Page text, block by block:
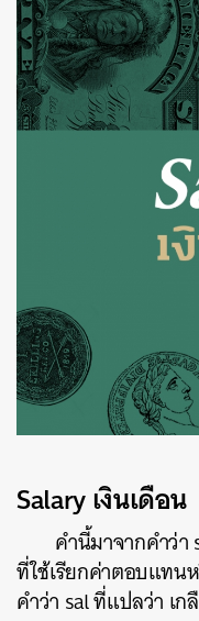
Salaryเงินเดือน
คำนี้มาจากคำว่า
ที่ใช้เรียกค่าตอบแทน
คำว่า salที่แปลว่า เ